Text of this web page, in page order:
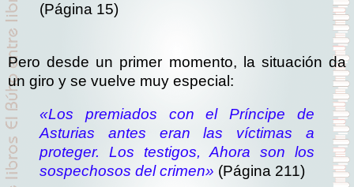
(Página 15)
Pero desde un primer momento, la situación da
un giro y se vuelve muy especial:
«Los premiados con el Príncipe de
Asturias antes eran las víctimas a
proteger. Los testigos, Ahora son los
sospechosos del crimen» (Página 211)